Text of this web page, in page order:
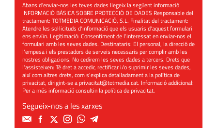
Abans d'enviar-nos les teves dades llegeix la següent informació
INFORMACIÓ BÀSICA SOBRE PROTECCIÓ DE DADES Responsable del
tractament: TOTMEDIA COMUNICACIÓ, S.L. Finalitat del tractament:
Atendre les sol·licituds d'informació que els usuaris d'aquest formulari
ens enviïn. Legitimació: Consentiment de l'interessat en enviar-nos el
formulari amb les seves dades. Destinataris: El personal, la direcció de
l'empesa i els prestadors de serveis necessaris per complir amb les
nostres obligacions. No cedirem les seves dades a tercers. Drets que
l'assisteixen: Té dret a accedir, rectificar i/o suprimir les seves dades,
així com altres drets, com s'explica detalladament a la política de
privacitat, dirigint-se aprivacitat@totmedia.cat. Informació addicional:
Per a més informació consultin lapolítica de privacitat.
Segueix-nos a les xarxes